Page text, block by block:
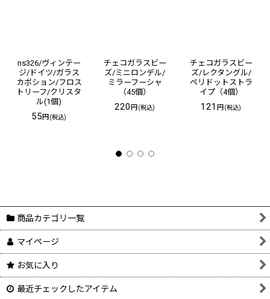
ns326/ヴィンテー
ジ/ドイツ/ガラス
カボション/フロス
トリーフ/クリスタ
ル(1個)
55円(税込)
チェコガラスビー
ズ/ミニロンデル/
ミラーフーシャ
（45個）
220円(税込)
チェコガラスビー
ズ/レクタングル/
ペリドットストラ
イプ（4個）
121円(税込)
商品カテゴリ一覧
マイページ
お気に入り
最近チェックしたアイテム